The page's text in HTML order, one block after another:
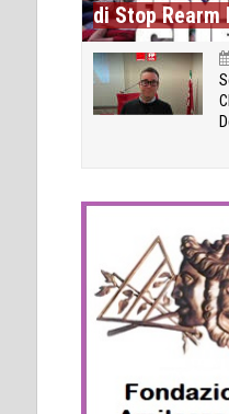
di Stop Rearm